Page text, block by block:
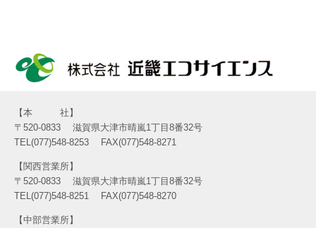
本 社
〒520-0833
滋賀県大津市晴嵐1丁目8番32号
TEL(077)548-8253
FAX(077)548-8271
関西営業所
〒520-0833
滋賀県大津市晴嵐1丁目8番32号
TEL(077)548-8251
FAX(077)548-8270
中部営業所